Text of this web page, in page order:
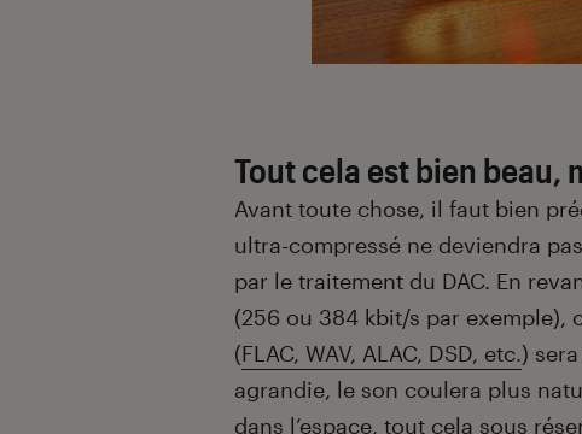
Tout cela est bien beau,
Avant toute chose, il faut bien
ultra-compressé ne deviendra
par le traitement du DAC. En
(256 ou 384 kbit/s par exemple),
(FLAC, WAV, ALAC, DSD, etc.)
agrandie, le son coulera plus
dans l’espace, tout cela sous